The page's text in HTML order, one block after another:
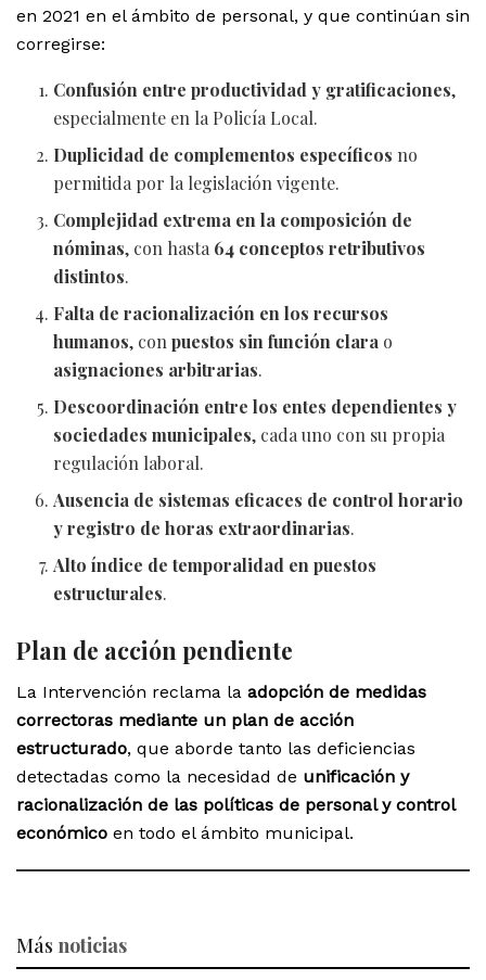
en 2021 en el ámbito de personal, y que continúan sin
corregirse:
Confusión entre productividad y gratificaciones,
especialmente en la Policía Local.
Duplicidad de complementos específicos no
permitida por la legislación vigente.
Complejidad extrema en la composición de
nóminas, con hasta 64 conceptos retributivos
distintos.
Falta de racionalización en los recursos
humanos, conpuestos sin función clara o
asignaciones arbitrarias.
Descoordinación entre los entes dependientes y
sociedades municipales, cada uno con su propia
regulación laboral.
Ausencia de sistemas eficaces de control horario
y registro de horas extraordinarias.
Alto índice de temporalidad en puestos
estructurales.
Plan de acción pendiente
La Intervención reclama la adopción de medidas
correctoras mediante un plan de acción
estructurado, que aborde tanto las deficiencias
detectadas como la necesidad de unificación y
racionalización de las políticas de personal y control
económico en todo el ámbito municipal.
Más noticias